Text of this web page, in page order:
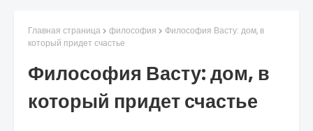
Главная страница философия
Философия Васту: дом, в
который придет счастье
Философия Васту: дом, в
который придет счастье